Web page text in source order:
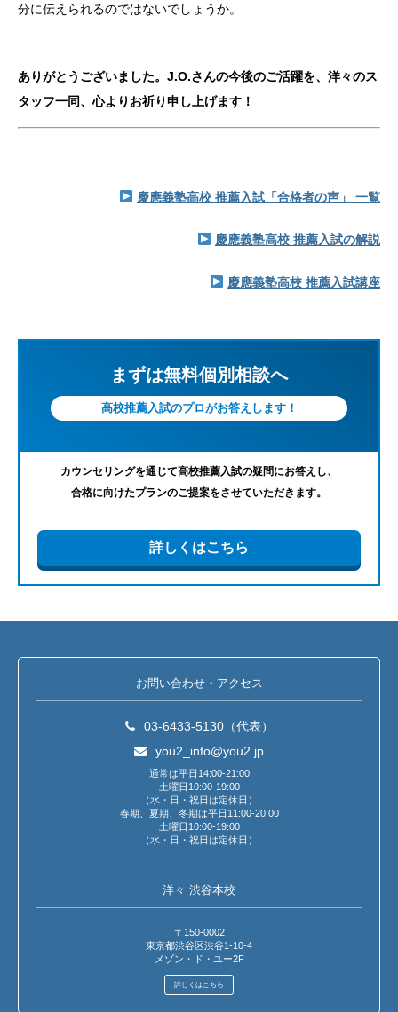
分に伝えられるのではないでしょうか。
ありがとうございました。J.O.さんの今後のご活躍を、洋々のス
タッフ一同、心よりお祈り申し上げます！
慶應義塾高校 推薦入試「合格者の声」 一覧
慶應義塾高校 推薦入試の解説
慶應義塾高校 推薦入試講座
まずは無料個別相談へ
高校推薦入試のプロがお答えします！
カウンセリングを通じて高校推薦入試の疑問にお答えし、
合格に向けたプランのご提案をさせていただきます。
詳しくはこちら
お問い合わせ・アクセス
03-6433-5130（代表）
you2_info@you2.jp
通常は平日14:00-21:00
土曜日10:00-19:00
（水・日・祝日は定休日）
春期、夏期、冬期は平日11:00-20:00
土曜日10:00-19:00
（水・日・祝日は定休日）
洋々 渋谷本校
〒150-0002
東京都渋谷区渋谷1-10-4
メゾン・ド・ユー2F
詳しくはこちら